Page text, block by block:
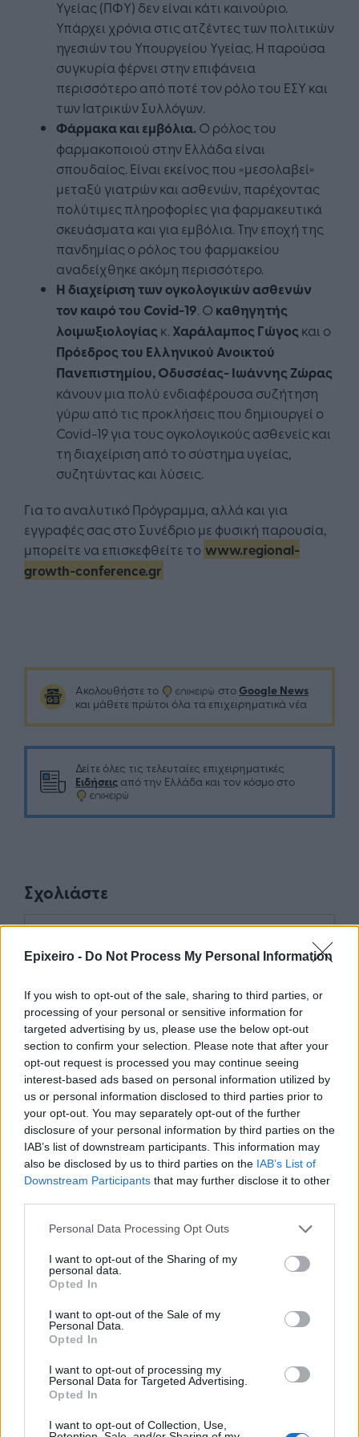
Epixeiro - Do Not Process My Personal Information
If you wish to opt-out of the sale, sharing to third parties, or
processing of your personal or sensitive information for
targeted advertising by us, please use the below opt-out
section to confirm your selection. Please note that after your
opt-out request is processed you may continue seeing
interest-based ads based on personal information utilized by
us or personal information disclosed to third parties prior to
your opt-out. You may separately opt-out of the further
disclosure of your personal information by third parties on the
IAB’s list of downstream participants. This information may
also be disclosed by us to third parties on the IAB’s List of
Downstream Participants that may further disclose it to other
Personal Data Processing Opt Outs
I want to opt-out of the Sharing of my
personal data.
Opted In
I want to opt-out of the Sale of my
Personal Data.
Opted In
I want to opt-out of processing my
Personal Data for Targeted Advertising.
Opted In
I want to opt-out of Collection, Use,
Υγείας (ΠΦΥ) δεν είναι κάτι καινούριο.
Υπάρχει χρόνια στις ατζέντες των πολιτικών
ηγεσιών του Υπουργείου Υγείας. Η παρούσα
συγκυρία φέρνει στην επιφάνεια
περισσότερο από ποτέ τον ρόλο του ΕΣΥ και
των Ιατρικών Συλλόγων.
Φάρμακα και εμβόλια.Ο ρόλος του
φαρμακοποιού στην Ελλάδα είναι
σπουδαίος. Είναι εκείνος που «μεσολαβεί»
μεταξύ γιατρών και ασθενών, παρέχοντας
πολύτιμες πληροφορίες για φαρμακευτικά
σκευάσματα και για εμβόλια. Την εποχή της
πανδημίας ο ρόλος του φαρμακείου
αναδείχθηκε ακόμη περισσότερο.
Η διαχείριση των ογκολογικών ασθενών
τον καιρό του Covid-19. O καθηγητής
λοιμωξιολογίας κ. Χαράλαμπος Γώγος και ο
Πρόεδρος του Ελληνικού Ανοικτού
Πανεπιστημίου, Οδυσσέας- Ιωάννης Ζώρας
κάνουν μια πολύ ενδιαφέρουσα συζήτηση
γύρω από τις προκλήσεις που δημιουργεί ο
Covid-19 για τους ογκολογικούς ασθενείς και
τη διαχείριση από το σύστημα υγείας,
συζητώντας και λύσεις.
Για το αναλυτικό Πρόγραμμα, αλλά και για
εγγραφές σας στο Συνέδριο με φυσική παρουσία,
μπορείτε να επισκεφθείτε το www.regional-
growth-conference.gr
Ακολουθήστε το στο Google News
και μάθετε πρώτοι όλα τα επιχειρηματικά νέα
Δείτε όλες τις τελευταίες επιχειρηματικές
Ειδήσεις από την Ελλάδα και τον κόσμο στο
Σχολιάστε
TP Greece: Πώς διαμορφώνεται το
μέλλον του Insurance στην εποχή του AI
Advertorial